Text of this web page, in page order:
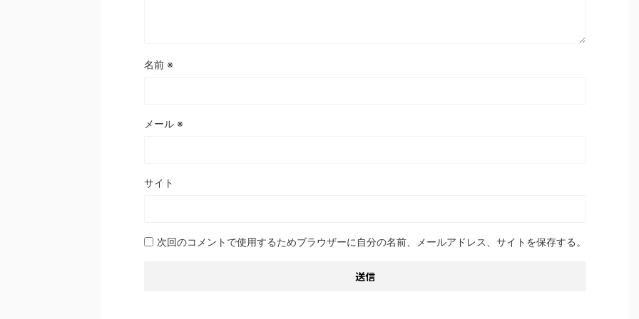
名前 ※
メール ※
サイト
次回のコメントで使用するためブラウザーに自分の名前、メールアドレス、サイトを保存する。